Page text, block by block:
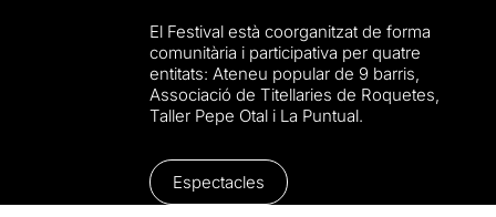
El Festival està coorganitzat de forma
comunitària i participativa per quatre
entitats: Ateneu popular de 9 barris,
Associació de Titellaries de Roquetes,
Taller Pepe Otal i La Puntual.
Espectacles